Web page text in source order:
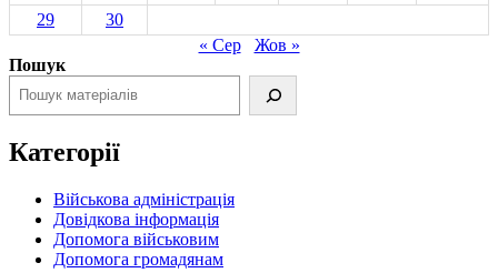
29
30
« Сер
Жов »
Пошук
Категорії
Військова адміністрація
Довідкова інформація
Допомога військовим
Допомога громадянам